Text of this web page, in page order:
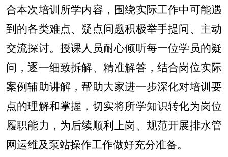
合本次培训所学内容，围绕实际工作中可能遇
到的各类难点、疑点问题积极举手提问、主动
交流探讨。授课人员耐心倾听每一位学员的疑
问，逐一细致拆解、精准解答，结合岗位实际
案例辅助讲解，帮助大家进一步深化对培训要
点的理解和掌握，切实将所学知识转化为岗位
履职能力，为后续顺利上岗、规范开展排水管
网运维及泵站操作工作做好充分准备。